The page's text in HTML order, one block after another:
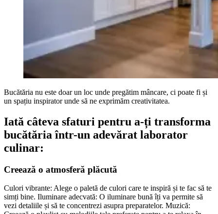
Bucătăria nu este doar un loc unde pregătim mâncare, ci poate fi și
un spațiu inspirator unde să ne exprimăm creativitatea.
Iată câteva sfaturi pentru a-ți transforma
bucătăria într-un adevărat laborator
culinar:
Creează o atmosferă plăcută
Culori vibrante: Alege o paletă de culori care te inspiră și te fac să te
simți bine. Iluminare adecvată: O iluminare bună îți va permite să
vezi detaliile și să te concentrezi asupra preparatelor. Muzică: